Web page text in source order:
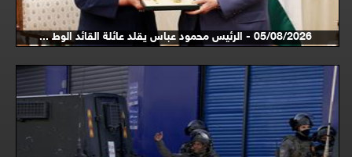
05/08/2026 - الرئيس محمود عباس يقلد عائلة القائد الوط ...